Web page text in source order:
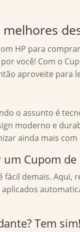
melhores
HP para
você! Com o
aproveite para
o assunto é
moderno e
ainda mais
Cupom de
fácil demais. Aqui,
Tem sim!